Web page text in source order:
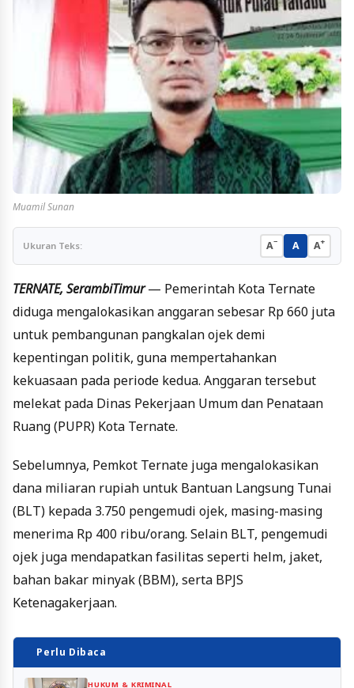
Muamil Sunan
Ukuran Teks: A− A A+
TERNATE, SerambiTimur — Pemerintah Kota Ternate
diduga mengalokasikan anggaran sebesar Rp 660 juta
untuk pembangunan pangkalan ojek demi
kepentingan politik, guna mempertahankan
kekuasaan pada periode kedua. Anggaran tersebut
melekat pada Dinas Pekerjaan Umum dan Penataan
Ruang (PUPR) Kota Ternate.
Sebelumnya, Pemkot Ternate juga mengalokasikan
dana miliaran rupiah untuk Bantuan Langsung Tunai
(BLT) kepada 3.750 pengemudi ojek, masing-masing
menerima Rp 400 ribu/orang. Selain BLT, pengemudi
ojek juga mendapatkan fasilitas seperti helm, jaket,
bahan bakar minyak (BBM), serta BPJS
Ketenagakerjaan.
Perlu Dibaca
HUKUM & KRIMINAL